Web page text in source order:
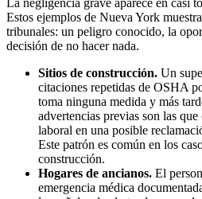
La negligencia grave aparece en casi
Estos ejemplos de Nueva York
tribunales: un peligro conocido, la
decisión de no hacer nada.
Sitios de construcción. Un
citaciones repetidas de OSHA
toma ninguna medida y más
advertencias previas son las
laboral en una posible
Este patrón es común en los
construcción.
Hogares de ancianos. El
emergencia médica